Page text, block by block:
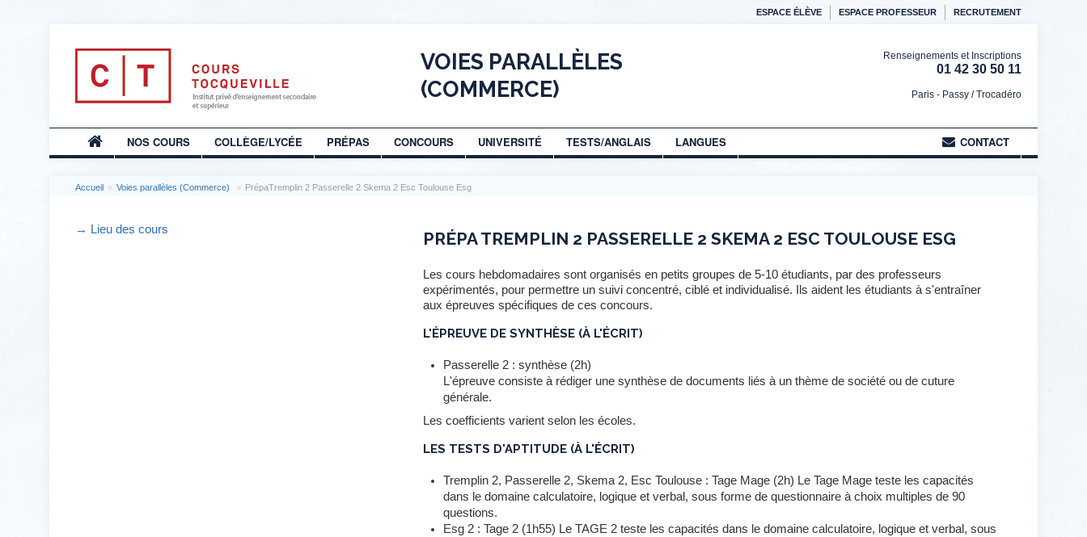
ESPACE ÉLÈVE ESPACE PROFESSEUR RECRUTEMENT
Renseignements et Inscriptions
01 42 30 50 11
Paris - Passy / Trocadéro
VOIES PARALLÈLES
(COMMERCE)
NOS COURS COLLÈGE/LYCÉE PRÉPAS CONCOURS UNIVERSITÉ TESTS/ANGLAIS LANGUES CONTACT
Accueil » Voies parallèles (Commerce) » PrépaTremplin 2 Passerelle 2 Skema 2 Esc Toulouse Esg
→ Lieu des cours PRÉPA TREMPLIN 2 PASSERELLE 2 SKEMA 2 ESC TOULOUSE ESG
Les cours hebdomadaires sont organisés en petits groupes de 5-10 étudiants, par des professeurs
expérimentés, pour permettre un suivi concentré, ciblé et individualisé. Ils aident les étudiants à s'entraîner
aux épreuves spécifiques de ces concours.
L'ÉPREUVE DE SYNTHÈSE (À L'ÉCRIT)
Passerelle 2 : synthèse (2h)
L'épreuve consiste à rédiger une synthèse de documents liés à un thème de société ou de cuture
générale.
Les coefficients varient selon les écoles.
LES TESTS D'APTITUDE (À L'ÉCRIT)
Tremplin 2, Passerelle 2, Skema 2, Esc Toulouse : Tage Mage (2h) Le Tage Mage teste les capacités
dans le domaine calculatoire, logique et verbal, sous forme de questionnaire à choix multiples de 90
questions.
Esg 2 : Tage 2 (1h55) Le TAGE 2 teste les capacités dans le domaine calculatoire, logique et verbal, sous